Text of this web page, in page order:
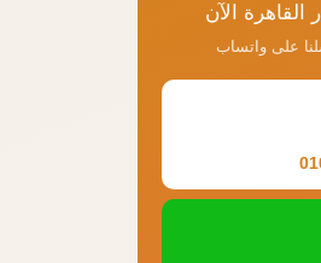
الآن